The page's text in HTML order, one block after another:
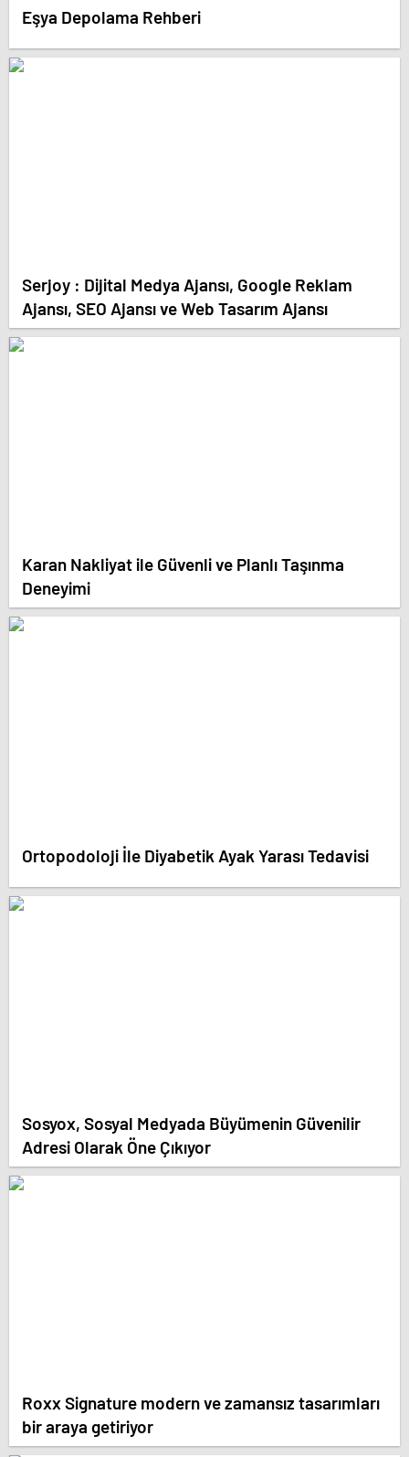
Eşya Depolama Rehberi
Serjoy : Dijital Medya Ajansı, Google Reklam
Ajansı, SEO Ajansı ve Web Tasarım Ajansı
Karan Nakliyat ile Güvenli ve Planlı Taşınma
Deneyimi
Ortopodoloji İle Diyabetik Ayak Yarası Tedavisi
Sosyox, Sosyal Medyada Büyümenin Güvenilir
Adresi Olarak Öne Çıkıyor
Roxx Signature modern ve zamansız tasarımları
bir araya getiriyor